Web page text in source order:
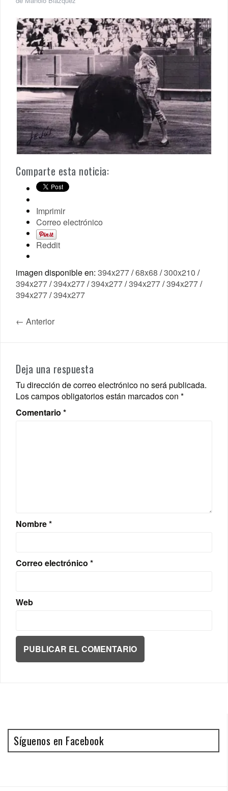
Comparte esta noticia:
Imprimir
Correo electrónico
Reddit
imagen disponible en: 394x277/68x68 /300x210 /
394x277/394x277/394x277/394x277/394x277/
394x277/394x277
← Anterior
Deja una respuesta
Tu dirección de correo electrónico no será publicada.
Los campos obligatorios están marcados con *
Comentario *
Nombre*
Correo electrónico *
Web
Síguenos en Facebook